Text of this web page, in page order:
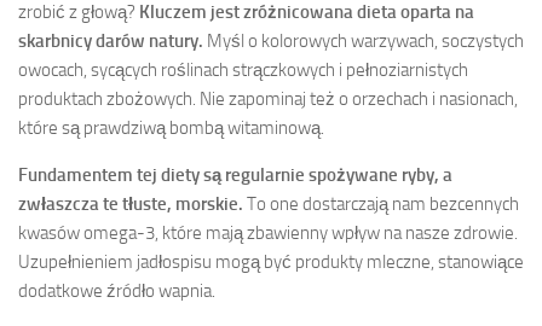
zrobić z głową? Kluczem jest zróżnicowana dieta oparta na
skarbnicy darów natury. Myśl o kolorowych warzywach, soczystych
owocach, sycących roślinach strączkowych i pełnoziarnistych
produktach zbożowych. Nie zapominaj też o orzechach i nasionach,
które są prawdziwą bombą witaminową.
Fundamentem tej diety są regularnie spożywane ryby, a
zwłaszcza te tłuste, morskie. To one dostarczają nam bezcennych
kwasów omega-3, które mają zbawienny wpływ na nasze zdrowie.
Uzupełnieniem jadłospisu mogą być produkty mleczne, stanowiące
dodatkowe źródło wapnia.